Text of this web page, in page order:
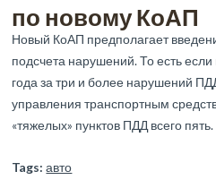
по новому КоАП
Новый КоАП предполагает
подсчета нарушений. То есть
года за три и более нарушений
управления транспортным
«тяжелых» пунктов ПДД всего пять.
Tags: авто